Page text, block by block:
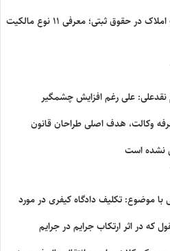
انواع مالکیت املاک در حقوق ثبتی؛ معرفی ۱۱ نوع مالکیت
علی رغم افزایش چشمگیر
وکالت، هدف اصلی طراحان قانون
نشده است
با موضوع: تکلیف دادگاه کیفری در مورد
که در اثر ارتکاب جرایم در جرایم